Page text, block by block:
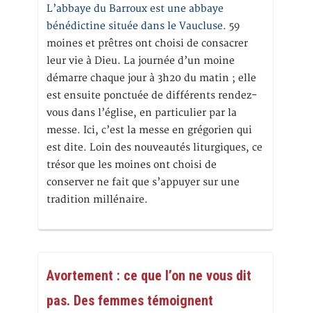
L’abbaye du Barroux est une abbaye
bénédictine située dans le Vaucluse. 59
moines et prêtres ont choisi de consacrer
leur vie à Dieu. La journée d’un moine
démarre chaque jour à 3h20 du matin ; elle
est ensuite ponctuée de différents rendez-
vous dans l’église, en particulier par la
messe. Ici, c’est la messe en grégorien qui
est dite. Loin des nouveautés liturgiques, ce
trésor que les moines ont choisi de
conserver ne fait que s’appuyer sur une
tradition millénaire.
Avortement : ce que l’on ne vous dit
pas. Des femmes témoignent